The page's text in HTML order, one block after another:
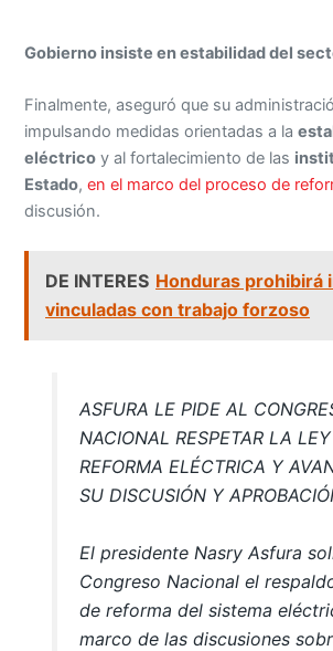
Gobierno insiste en estabilidad del
Finalmente, aseguró que su
impulsando medidas orientadas a la
eléctrico y al fortalecimiento de las
Estado,en el marco del proceso de
discusión.
DE INTERES Honduras prohibirá
vinculadas con trabajo forzoso
ASFURA LE PIDE AL
NACIONAL RESPETAR LA
REFORMA ELÉCTRICA Y
SU DISCUSIÓN Y
El presidente Nasry Asfura
Congreso Nacional el
de reforma del sistema
marco de las discusiones